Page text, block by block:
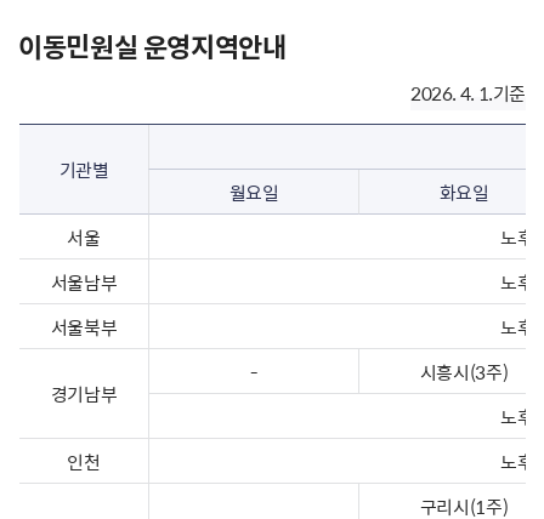
이동민원실 운영지역안내
2026. 4. 1.기준
기관별
월요일
화요일
서울
노후
서울남부
노후
서울북부
노후
경기남부
-
시흥시(3주)
노후
인천
노후
구리시(1주)